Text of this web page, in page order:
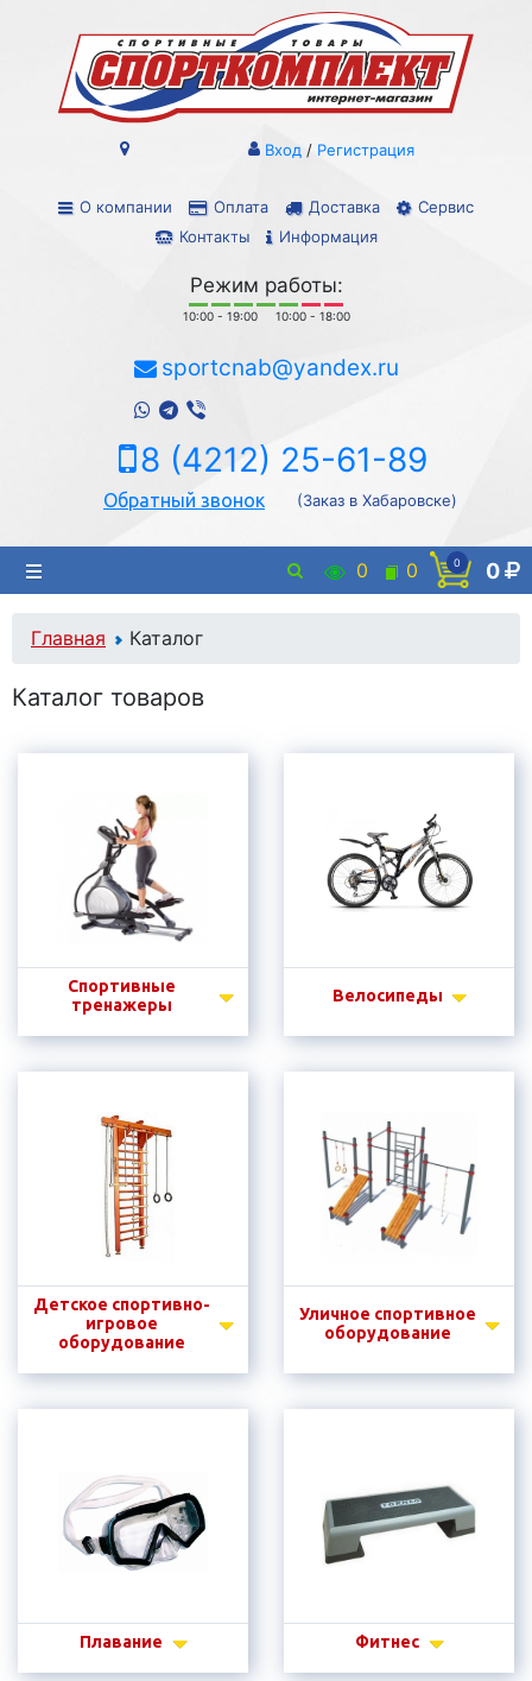
О компании Оплата Доставка
Сервис
Контакты
Информация
Вход / Регистрация
Режим работы:
10:00 - 19:00 10:00 - 18:00
sportcnab@yandex.ru
8 (4212) 25-61-89
Обратный звонок (Заказ в Хабаровске)
0 0 0 0
Главная Каталог
Каталог товаров
Спортивные
тренажеры
Велосипеды
Детское спортивно-
игровое
оборудование
Уличное спортивное
оборудование
Плавание Фитнес